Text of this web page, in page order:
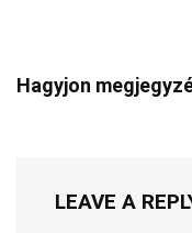
Hagyjon
LEAVE A